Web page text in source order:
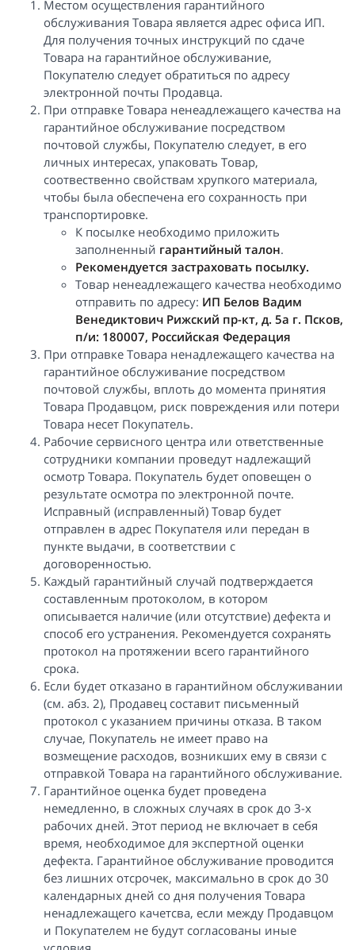
Местом осуществления гарантийного
обслуживания Товара является адрес офиса ИП.
Для получения точных инструкций по сдаче
Товара на гарантийное обслуживание,
Покупателю следует обратиться по адресу
электронной почты Продавца.
При отправке Товара ненеадлежащего качества на
гарантийное обслуживание посредством
почтовой службы, Покупателю следует, в его
личных интересах, упаковать Товар,
соотвественно свойствам хрупкого материала,
чтобы была обеспечена его сохранность при
транспортировке.
К посылке необходимо приложить
заполненный гарантийный талон.
Рекомендуется застраховать посылку.
Товар ненеадлежащего качества необходимо
отправить по адресу: ИП Белов Вадим
Венедиктович Рижский пр-кт, д. 5а г. Псков,
п/и: 180007, Российская Федерация
При отправке Товара ненадлежащего качества на
гарантийное обслуживание посредством
почтовой службы, вплоть до момента принятия
Товара Продавцом, риск повреждения или потери
Товара несет Покупатель.
Рабочие сервисного центра или ответственные
сотрудники компании проведут надлежащий
осмотр Товара. Покупатель будет оповещен о
результате осмотра по электронной почте.
Исправный (исправленный) Товар будет
отправлен в адрес Покупателя или передан в
пункте выдачи, в соответствии с
договоренностью.
Каждый гарантийный случай подтверждается
составленным протоколом, в котором
описывается наличие (или отсутствие) дефекта и
способ его устранения. Рекомендуется сохранять
протокол на протяжении всего гарантийного
срока.
Если будет отказано в гарантийном обслуживании
(см. абз. 2), Продавец составит письменный
протокол с указанием причины отказа. В таком
случае, Покупатель не имеет право на
возмещение расходов, возникших ему в связи с
отправкой Товара на гарантийного обслуживание.
Гарантийное оценка будет проведена
немедленно, в сложных случаях в срок до 3-х
рабочих дней. Этот период не включает в себя
время, необходимое для экспертной оценки
дефекта. Гарантийное обслуживание проводится
без лишних отсрочек, максимально в срок до 30
календарных дней со дня получения Товара
ненадлежащего качетсва, если между Продавцом
и Покупателем не будут согласованы иные